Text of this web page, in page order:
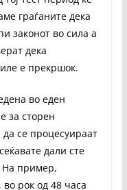
граѓаните дека
законот во сила а
дека
е прекршок.
во еден
за сторен
се процесуираат
дали сте
На пример,
рок од 48 часа